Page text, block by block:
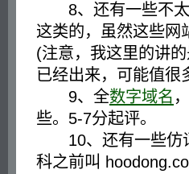
8、还有一些不太
这类的，虽然这些网
(注意，我这里的讲
已经出来，可能值很
9、全数字域名
些。5-7分起评。
10、还有一些仿
科之前叫